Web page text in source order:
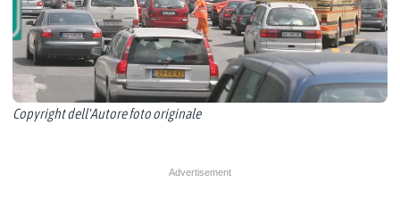
Copyright dell'Autore foto originale